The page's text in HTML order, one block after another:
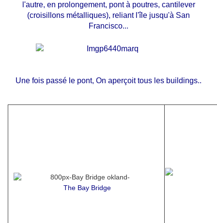
l'autre, en prolongement, pont à poutres, cantilever
(croisillons métalliques), reliant l'île jusqu'à San
Francisco...
Une fois passé le pont, On aperçoit tous les buildings..
The Bay Bridge